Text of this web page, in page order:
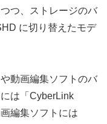
つ、ストレージのバ
に切り替えたモデ
動画編集ソフトのバ
は「CyberLink
編集ソフトには